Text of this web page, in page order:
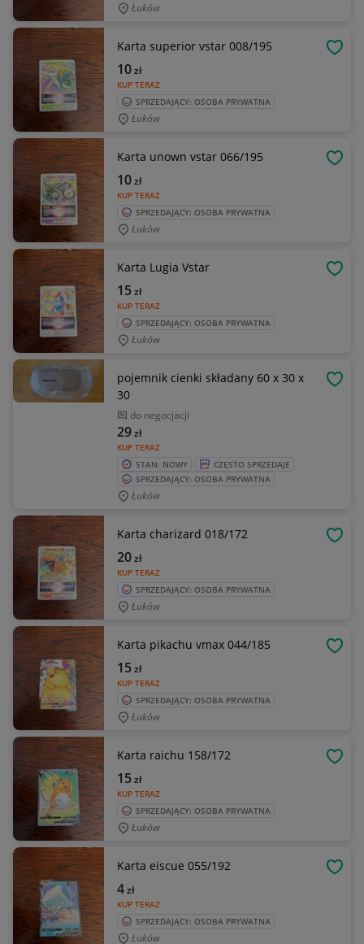
Łuków
Karta superior vstar 008/195
KUP TERAZ
10zł
SPRZEDAJĄCY: OSOBA PRYWATNA
Łuków
Karta unown vstar 066/195
KUP TERAZ
10zł
SPRZEDAJĄCY: OSOBA PRYWATNA
Łuków
Karta Lugia Vstar
KUP TERAZ
15zł
SPRZEDAJĄCY: OSOBA PRYWATNA
Łuków
pojemnik cienki składany 60 x 30 x
30
do negocjacji
KUP TERAZ
29zł
STAN: NOWY
CZĘSTO SPRZEDAJE
SPRZEDAJĄCY: OSOBA PRYWATNA
Łuków
Karta charizard 018/172
KUP TERAZ
20zł
SPRZEDAJĄCY: OSOBA PRYWATNA
Łuków
Karta pikachu vmax 044/185
KUP TERAZ
15zł
SPRZEDAJĄCY: OSOBA PRYWATNA
Łuków
Karta raichu 158/172
KUP TERAZ
15zł
SPRZEDAJĄCY: OSOBA PRYWATNA
Łuków
Karta eiscue 055/192
KUP TERAZ
4zł
SPRZEDAJĄCY: OSOBA PRYWATNA
Łuków